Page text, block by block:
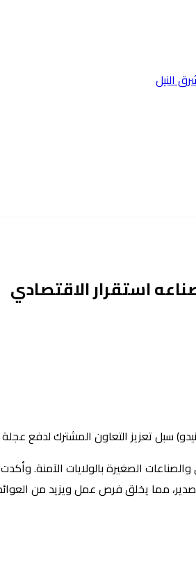
النيل
استقرار الاقتصادي
سبل تعزيز التعاون المشترك لدفع عجلة
الصغيرة بالولايات الآمنة.
مما يخلق فرص عمل ويزيد من